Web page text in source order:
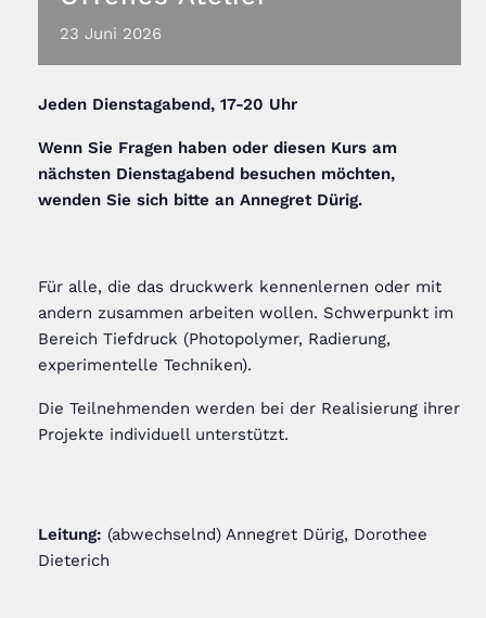
23 Juni 2026
Jeden Dienstagabend, 17-20 Uhr
Wenn Sie Fragen haben oder diesen Kurs am
nächsten Dienstagabend besuchen möchten,
wenden Sie sich bitte an Annegret Dürig.
Für alle, die das druckwerk kennenlernen oder mit
andern zusammen arbeiten wollen. Schwerpunkt im
Bereich Tiefdruck (Photopolymer, Radierung,
experimentelle Techniken).
Die Teilnehmenden werden bei der Realisierung ihrer
Projekte individuell unterstützt.
Leitung: (abwechselnd) Annegret Dürig, Dorothee
Dieterich